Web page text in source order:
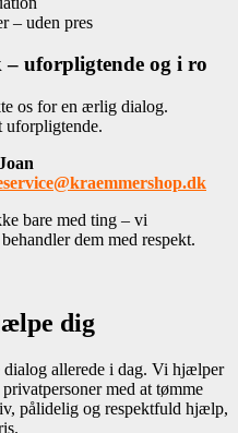
– uden pres
– uforpligtende og i ro
os for en ærlig dialog.
uforpligtende.
bare med ting – vi
dem med respekt.
dig
allerede i dag. Vi hjælper
med at tømme
pålidelig og respektfuld hjælp,